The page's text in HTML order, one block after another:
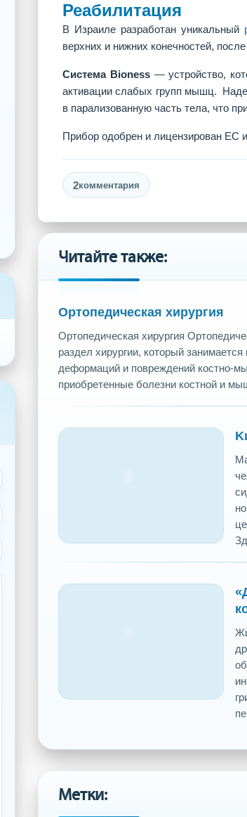
Реабилитация
В Израиле разработан уникальный
верхних и нижних конечностей,
Система Bioness ­­­— устройство,
активации слабых групп мышц.
в парализованную часть тела, что
Прибор одобрен и лицензирован ЕС
2комментария
Читайте также:
Ортопедическая хирургия
Ортопедическая хирургия
раздел хирургии, который
деформаций и повреждений костно-
приобретенные болезни костной и
Метки: